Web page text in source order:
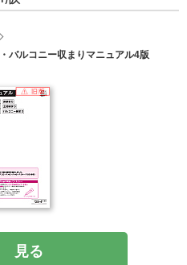
バルコニー収まりマニュアル4版
見る